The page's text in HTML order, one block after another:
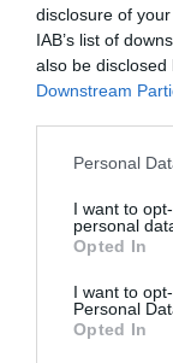
disclosure of
IAB’s list of
also be
Downstream
Personal
I want to
personal
Opted In
I want to
Personal
Opted In